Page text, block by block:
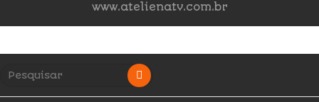
www.atelienatv.com.br